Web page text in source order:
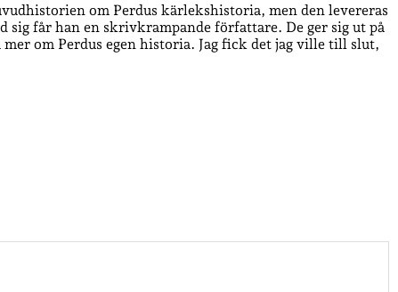
om Perdus kärlekshistoria, men den levereras
sig får han en skrivkrampande författare. De ger sig ut på
om Perdus egen historia. Jag fick det jag ville till slut,